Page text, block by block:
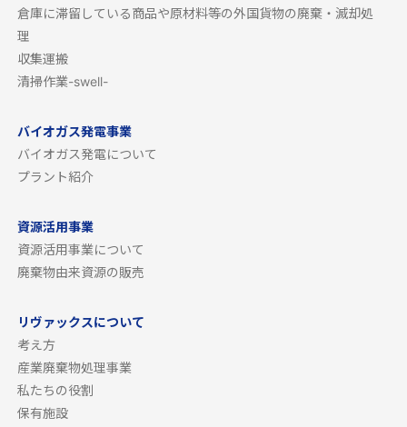
倉庫に滞留している商品や原材料等の外国貨物の廃棄・滅却処
理
収集運搬
清掃作業-swell-
バイオガス発電事業
バイオガス発電について
プラント紹介
資源活用事業
資源活用事業について
廃棄物由来資源の販売
リヴァックスについて
考え方
産業廃棄物処理事業
私たちの役割
保有施設